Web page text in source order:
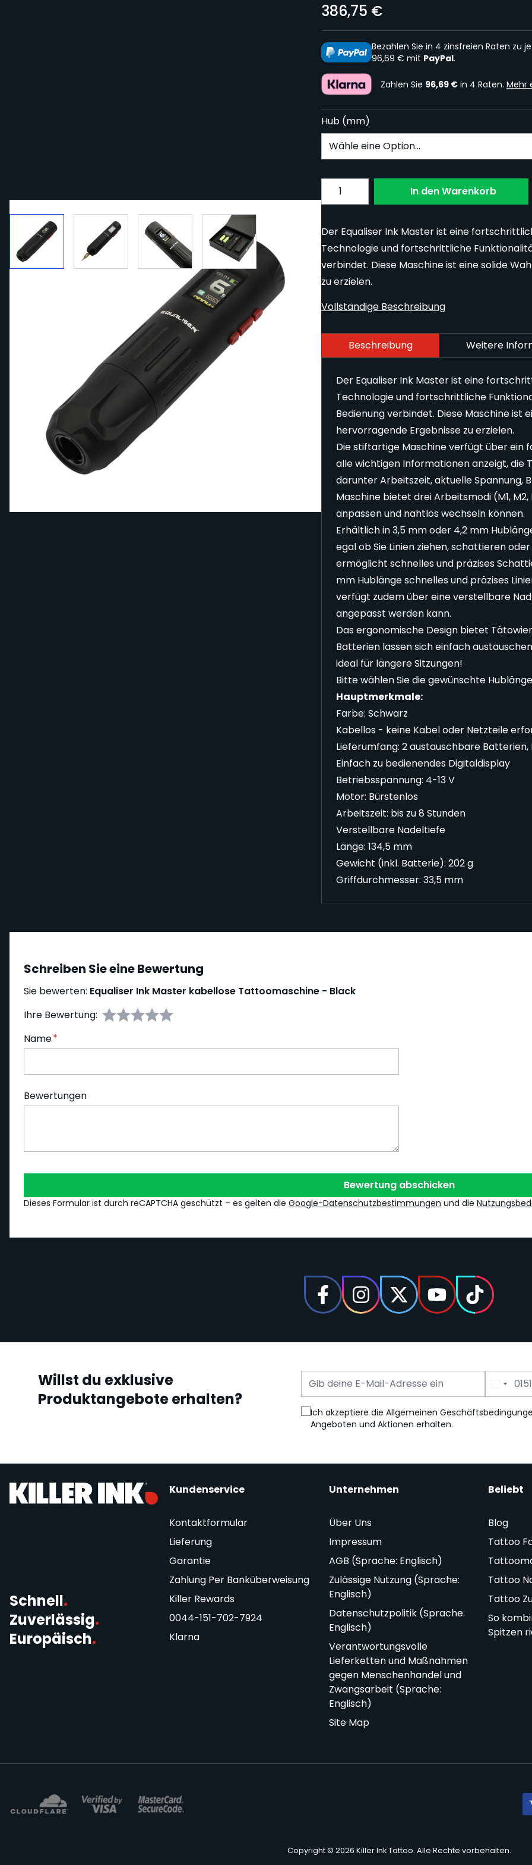
View larger imageView larger imageView larger imageView larger image
386,75 €
Bezahlen Sie in 4 zinsfreien Raten zu je
96,69 € mit PayPal.
Zahlen Sie 96,69 €in 4 Raten. Mehr
Hub (mm)
Subscribe to back in stock notification
Menge In den Warenkorb
Der Equaliser Ink Master ist eine
Technologie und fortschrittliche
verbindet. Diese Maschine ist eine solide
zu erzielen.
Vollständige Beschreibung
Beschreibung Weitere
Der Equaliser Ink Master ist eine
Technologie und fortschrittliche
Bedienung verbindet. Diese Maschine ist
hervorragende Ergebnisse zu erzielen.
Die stiftartige Maschine verfügt über ein
alle wichtigen Informationen anzeigt, die
darunter Arbeitszeit, aktuelle Spannung,
Maschine bietet drei Arbeitsmodi (M1,
anpassen und nahtlos wechseln können.
Erhältlich in 3,5 mm oder 4,2 mm
egal ob Sie Linien ziehen, schattieren
ermöglicht schnelles und präzises
mm Hublänge schnelles und präzises
verfügt zudem über eine verstellbare
angepasst werden kann.
Das ergonomische Design bietet
Batterien lassen sich einfach
ideal für längere Sitzungen!
Bitte wählen Sie die gewünschte
Hauptmerkmale:
Farbe: Schwarz
Kabellos - keine Kabel oder Netzteile
Lieferumfang: 2 austauschbare
Einfach zu bedienendes Digitaldisplay
Betriebsspannung: 4-13 V
Motor: Bürstenlos
Arbeitszeit: bis zu 8 Stunden
Verstellbare Nadeltiefe
Länge: 134,5 mm
Gewicht (inkl. Batterie): 202 g
Griffdurchmesser: 33,5 mm
Schreiben Sie eine Bewertung
Sie bewerten: Equaliser Ink Master kabellose Tattoomaschine - Black
Ihre Bewertung:
Name
Bewertungen
Bewertung abschicken
Dieses Formular ist durch reCAPTCHA geschützt – es gelten die Google-Datenschutzbestimmungen und die
Willst du exklusive
Produktangebote erhalten?
E-Mail Adresse
Telefonnummer
Ich akzeptiere die Allgemeinen
Angeboten und Aktionen erhalten.
Schnell.
Zuverlässig.
Europäisch.
Kundenservice
Kontaktformular
Lieferung
Garantie
Zahlung Per Banküberweisung
Killer Rewards
0044-151-702-7924
Klarna
Unternehmen
Über Uns
Impressum
AGB (Sprache: Englisch)
Zulässige Nutzung (Sprache:
Englisch)
Datenschutzpolitik (Sprache:
Englisch)
Verantwortungsvolle
Lieferketten und Maßnahmen
gegen Menschenhandel und
Zwangsarbeit (Sprache:
Englisch)
Site Map
Beliebt
Blog
Tattoo
Tattoo
Tattoo
So
Spitzen
Copyright © 2026 Killer Ink Tattoo. Alle Rechte vorbehalten.